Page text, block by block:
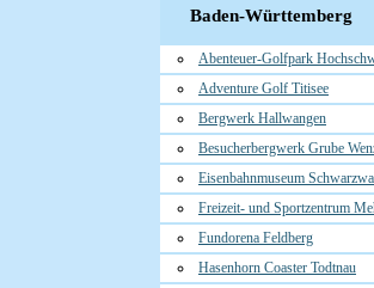
Baden-Württemberg
Abenteuer-Golfpark
Adventure Golf Titisee
Bergwerk Hallwangen
Besucherbergwerk Grube
Eisenbahnmuseum
Freizeit- und Sportzentrum
Fundorena Feldberg
Hasenhorn Coaster Todtnau